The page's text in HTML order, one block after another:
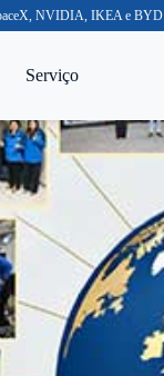
NVIDIA, IKEA e BYD
Serviço